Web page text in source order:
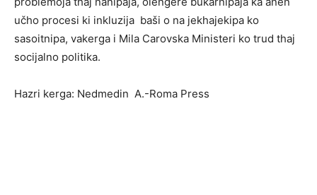
učho procesi ki inkluzija baši o na jekhajekipa ko
sasoitnipa, vakerga i Mila Carovska Ministeri ko trud thaj
socijalno politika.
Hazri kerga: Nedmedin A.-Roma Press